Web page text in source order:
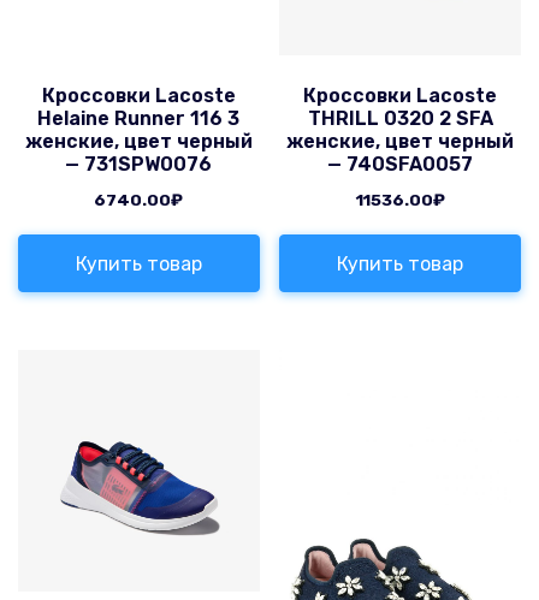
Кроссовки Lacoste
Helaine Runner 116 3
женские, цвет черный
— 731SPW0076
6740.00₽
Купить товар
Кроссовки Lacoste
THRILL 0320 2 SFA
женские, цвет черный
— 740SFA0057
11536.00₽
Купить товар